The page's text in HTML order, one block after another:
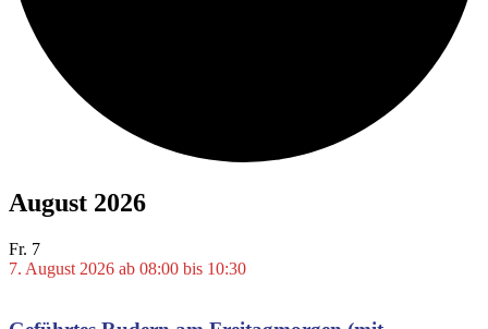
August 2026
Fr. 7
7. August 2026 ab 08:00 bis 10:30